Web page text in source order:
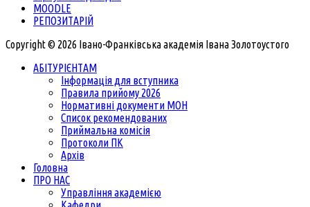
MOODLE
РЕПОЗИТАРІЙ
Copyright © 2026 Івано-Франківська академія Івана Золотоустого
АБІТУРІЄНТАМ
Інформація для вступника
Правила прийому 2026
Нормативні документи МОН
Список рекомендованих
Приймальна комісія
Протоколи ПК
Архів
Головна
ПРО НАС
Управління академією